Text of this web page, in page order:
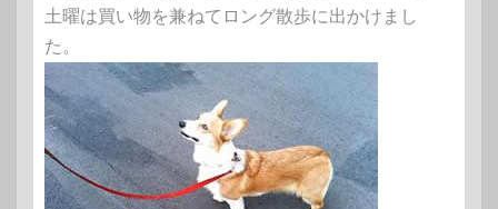
土曜は買い物を兼ねてロング散歩に出かけまし
た。